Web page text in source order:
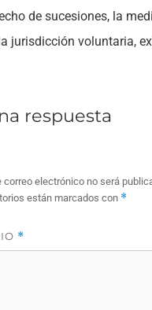
de sucesiones, la
jurisdicción voluntaria,
respuesta
correo electrónico no será
están marcados con *
*